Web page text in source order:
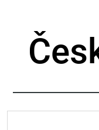
content